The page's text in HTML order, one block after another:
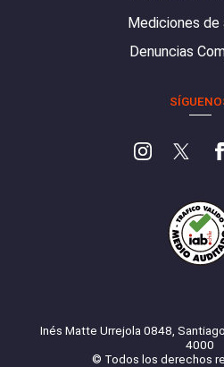
Mediciones de
Denuncias
Inés Matte Urrejola 0848,
4000
© Todos los derechos